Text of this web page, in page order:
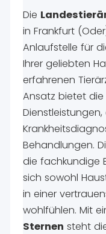
Die
in Frankfurt
Anlaufstelle für
Ihrer geliebten
erfahrenen
Ansatz bietet die
Behandlungen.
die fachkundige
sich sowohl
in einer
wohlfühlen. Mit
Sternen steht